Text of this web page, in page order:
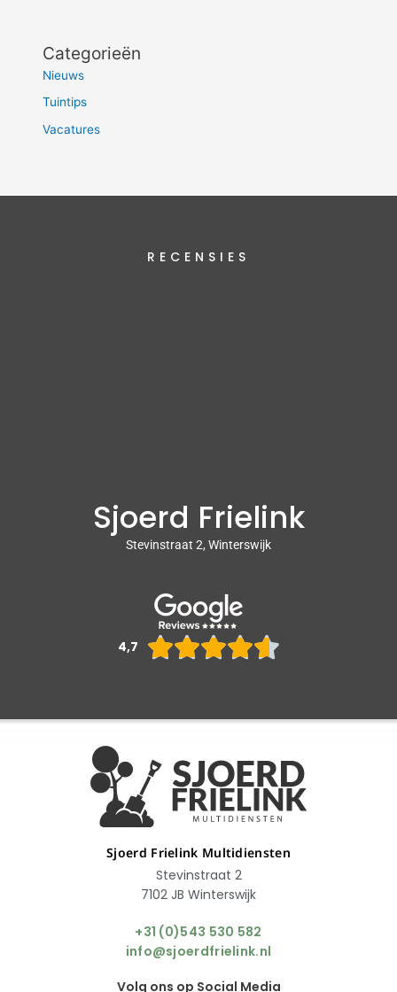
Categorieën
Nieuws
Tuintips
Vacatures
RECENSIES
Sjoerd Frielink
Stevinstraat 2, Winterswijk
4,7 
Sjoerd Frielink Multidiensten
Stevinstraat 2
7102 JB Winterswijk
+31 (0)543 530 582
info@sjoerdfrielink.nl
Volg ons op Social Media